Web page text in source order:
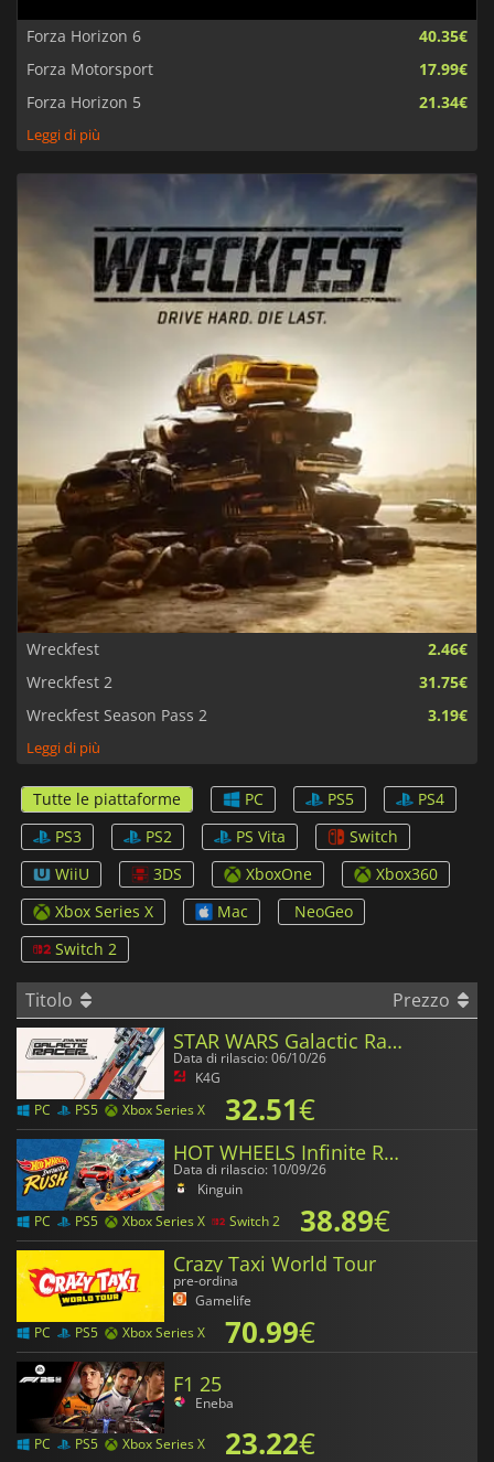
Forza Horizon 6
40.35€
Forza Motorsport
17.99€
Forza Horizon 5
21.34€
Leggi di più
Wreckfest
2.46€
Wreckfest 2
31.75€
Wreckfest Season Pass 2
3.19€
Leggi di più
Tutte le piattaforme PC PS5
PS4
PS3
PS2 PS Vita
Switch
WiiU
3DS XboxOne
Xbox360
Xbox Series X
Mac
NeoGeo
Switch 2
Titolo Prezzo
STAR WARS Galactic Racer
Data di rilascio: 06/10/26
K4G
PC
PS5 Xbox Series X 32.51€
HOT WHEELS Infinite Rush
Data di rilascio: 10/09/26
Kinguin
PC
PS5 Xbox Series X Switch 2 38.89€
Crazy Taxi World Tour
pre-ordina
Gamelife
PC
PS5 Xbox Series X 70.99€
F1 25
Eneba
PC PS5 Xbox Series X 23.22€